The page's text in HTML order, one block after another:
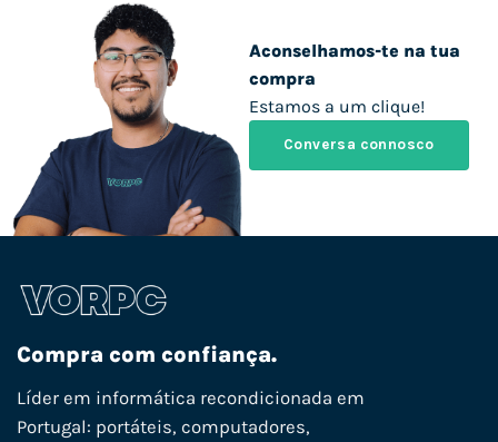
Aconselhamos-te na tua
compra
Estamos a um clique!
Conversa connosco
Compra com confiança.
Líder em informática recondicionada em
Portugal: portáteis, computadores,